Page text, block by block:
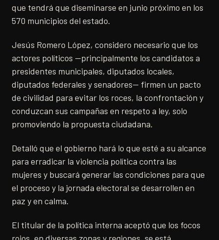
que tendrá que diseminarse en junio próximo en los
570 municipios del estado.
Jesús Romero López, considero necesario que los
actores políticos —principalmente los candidatos a
presidentes municipales, diputados locales,
diputados federales y senadores— firmen un pacto
de civilidad para evitar los roces, la confrontación y
conduzcan sus campañas en respeto a ley, solo
promoviendo la propuesta ciudadana.
Detalló que el gobierno hará lo que esté a su alcance
para erradicar la violencia política contra las
mujeres y buscará generar las condiciones para que
el proceso y la jornada electoral se desarrollen en
paz y en calma.
El titular de la política interna aceptó que los focos